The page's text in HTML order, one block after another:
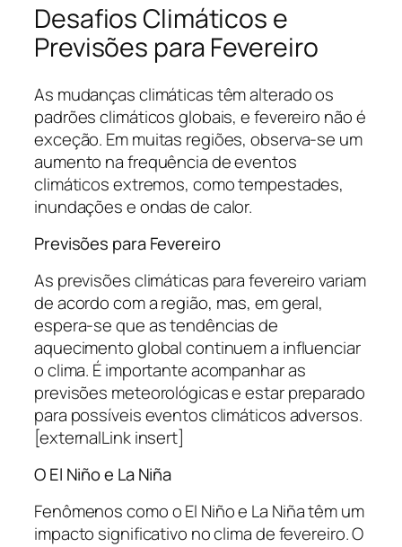
Desafios Climáticos e
Previsões para Fevereiro
As mudanças climáticas têm alterado os
padrões climáticos globais, e fevereiro não é
exceção. Em muitas regiões, observa-se um
aumento na frequência de eventos
climáticos extremos, como tempestades,
inundações e ondas de calor.
Previsões para Fevereiro
As previsões climáticas para fevereiro variam
de acordo com a região, mas, em geral,
espera-se que as tendências de
aquecimento global continuem a influenciar
o clima. É importante acompanhar as
previsões meteorológicas e estar preparado
para possíveis eventos climáticos adversos.
[externalLink insert]
O El Niño e La Niña
Fenômenos como o El Niño e La Niña têm um
impacto significativo no clima de fevereiro. O